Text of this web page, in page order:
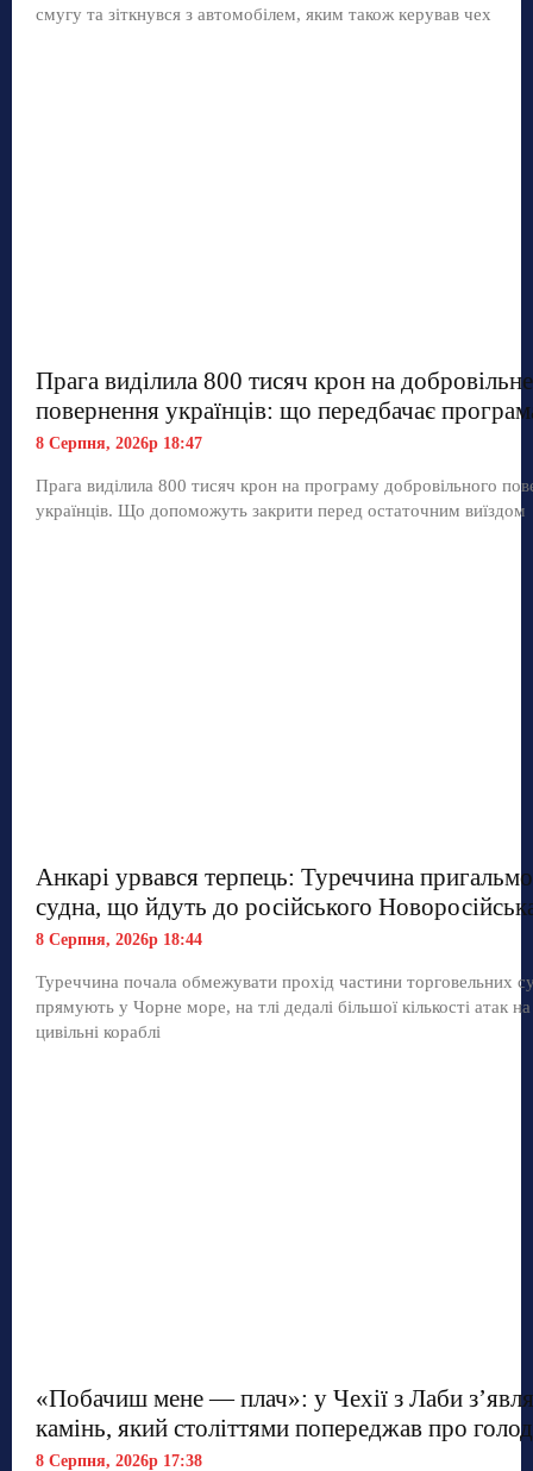
смугу та зіткнувся з автомобілем, яким також керував чех
Прага виділила 800 тисяч крон на добровільне
повернення українців: що передбачає
8 Серпня, 2026р 18:47
Прага виділила 800 тисяч крон на програму добровільного
українців. Що допоможуть закрити перед остаточним виїздом
Анкарі урвався терпець: Туреччина
судна, що йдуть до російського
8 Серпня, 2026р 18:44
Туреччина почала обмежувати прохід частини торговельних
прямують у Чорне море, на тлі дедалі більшої кількості атак на
цивільні кораблі
«Побачиш мене — плач»: у Чехії з Лаби
камінь, який століттями попереджав про голод
8 Серпня, 2026р 17:38